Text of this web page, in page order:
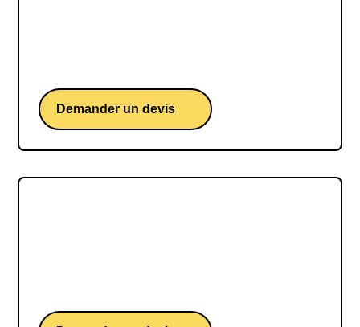
Demander un devis